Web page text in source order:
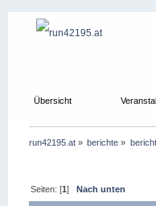
Übersicht
run42195.at » berichte »
Seiten: [1]Nach unten